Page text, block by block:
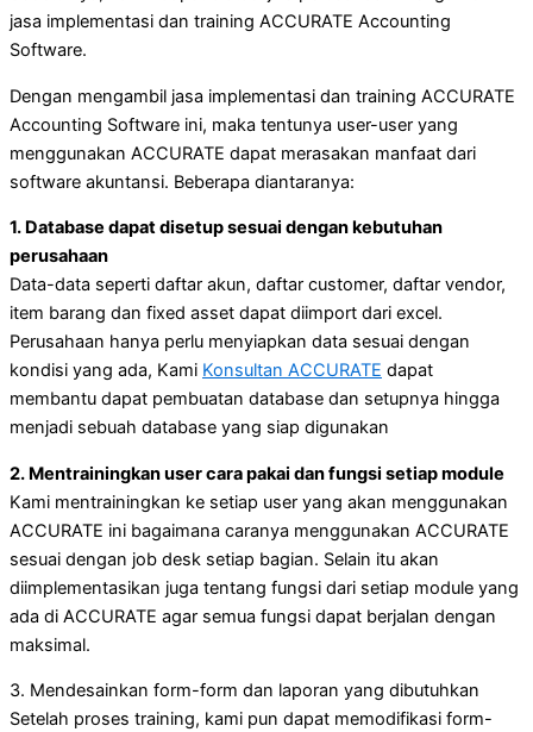
jasa implementasi dan training ACCURATE Accounting
Software.
Dengan mengambil jasa implementasi dan training ACCURATE
Accounting Software ini, maka tentunya user-user yang
menggunakan ACCURATE dapat merasakan manfaat dari
software akuntansi. Beberapa diantaranya:
1. Database dapat disetup sesuai dengan kebutuhan
perusahaan
Data-data seperti daftar akun, daftar customer, daftar vendor,
item barang dan fixed asset dapat diimport dari excel.
Perusahaan hanya perlu menyiapkan data sesuai dengan
kondisi yang ada, Kami Konsultan ACCURATE dapat
membantu dapat pembuatan database dan setupnya hingga
menjadi sebuah database yang siap digunakan
2. Mentrainingkan user cara pakai dan fungsi setiap module
Kami mentrainingkan ke setiap user yang akan menggunakan
ACCURATE ini bagaimana caranya menggunakan ACCURATE
sesuai dengan job desk setiap bagian. Selain itu akan
diimplementasikan juga tentang fungsi dari setiap module yang
ada di ACCURATE agar semua fungsi dapat berjalan dengan
maksimal.
3. Mendesainkan form-form dan laporan yang dibutuhkan
Setelah proses training, kami pun dapat memodifikasi form-